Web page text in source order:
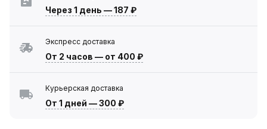
Через 1 день —187 ₽
Экспресс доставка
От 2 часов — от 400 ₽
Курьерская доставка
От 1 дней —300 ₽